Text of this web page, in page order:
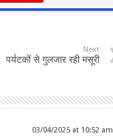
Next
पर्यटकों से गुलजार रही मसूरी
03/04/2025 at 10:52 am